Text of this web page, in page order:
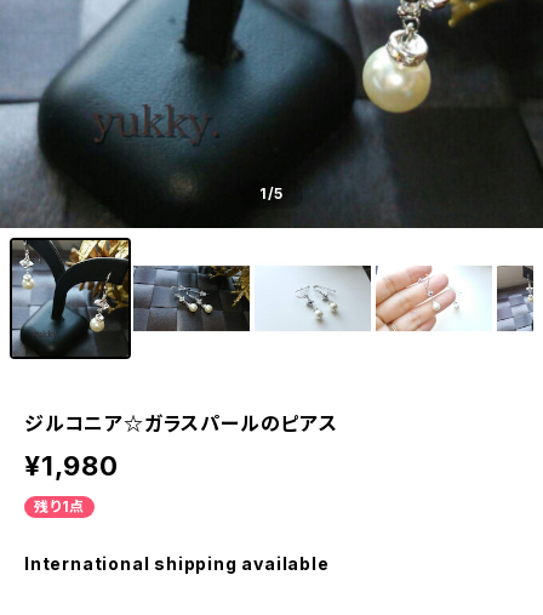
1/5
ジルコニア☆ガラスパールのピアス
¥1,980
残り1点
International shipping available